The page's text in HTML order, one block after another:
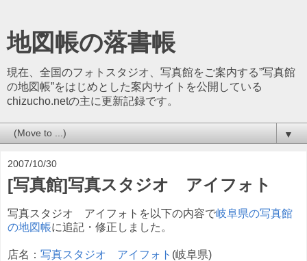
地図帳の落書帳
現在、全国のフォトスタジオ、写真館をご案内する”写真館
の地図帳”をはじめとした案内サイトを公開している
chizucho.netの主に更新記録です。
▼
2007/10/30
[写真館]写真スタジオ アイフォト
写真スタジオ アイフォトを以下の内容で岐阜県の写真館
の地図帳に追記・修正しました。
店名： 写真スタジオ アイフォト (岐阜県)